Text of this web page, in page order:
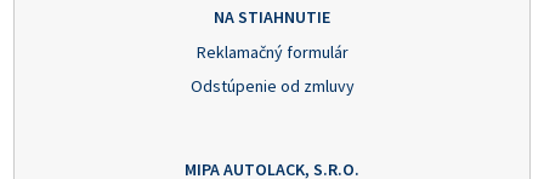
NA STIAHNUTIE
Reklamačný formulár
Odstúpenie od zmluvy
MIPA AUTOLACK, S.R.O.